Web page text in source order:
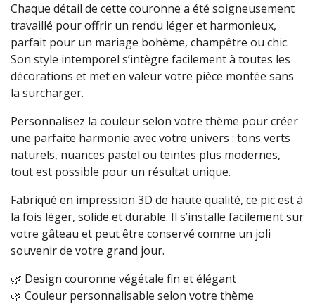
Chaque détail de cette couronne a été soigneusement
travaillé pour offrir un rendu léger et harmonieux,
parfait pour un mariage bohème, champêtre ou chic.
Son style intemporel s’intègre facilement à toutes les
décorations et met en valeur votre pièce montée sans
la surcharger.
Personnalisez la couleur selon votre thème pour créer
une parfaite harmonie avec votre univers : tons verts
naturels, nuances pastel ou teintes plus modernes,
tout est possible pour un résultat unique.
Fabriqué en impression 3D de haute qualité, ce pic est à
la fois léger, solide et durable. Il s’installe facilement sur
votre gâteau et peut être conservé comme un joli
souvenir de votre grand jour.
🌿 Design couronne végétale fin et élégant
🌿 Couleur personnalisable selon votre thème